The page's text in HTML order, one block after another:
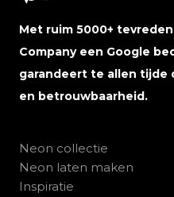
Met ruim 5000+
Company een Google
garandeert te allen tijde
en betrouwbaarheid.
Neon collectie
Neon laten maken
Inspiratie